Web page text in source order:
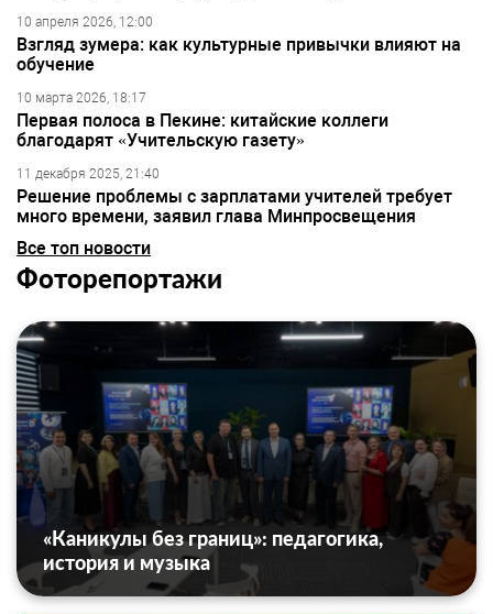
10 апреля 2026, 12:00
Взгляд зумера: как культурные привычки влияют на
обучение
10 марта 2026, 18:17
Первая полоса в Пекине: китайские коллеги
благодарят «Учительскую газету»
11 декабря 2025, 21:40
Решение проблемы с зарплатами учителей требует
много времени, заявил глава Минпросвещения
Все топ новости
Фоторепортажи
«Каникулы без границ»: педагогика,
история и музыка